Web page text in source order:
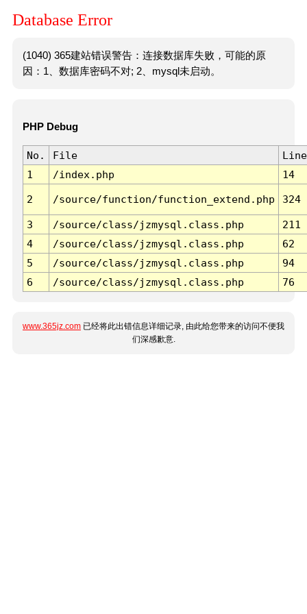
Database Error
(1040) 365建站错误警告：连接数据库失败，可能的原
因：1、数据库密码不对; 2、mysql未启动。
PHP Debug
No. File
Line
1
/index.php 14
2 /source/function/function_extend.php 324
3 /source/class/jzmysql.class.php
211
4
/source/class/jzmysql.class.php
62
5
/source/class/jzmysql.class.php
94
6
/source/class/jzmysql.class.php 76
www.365jz.com 已经将此出错信息详细记录, 由此给您带来的访问不便我
们深感歉意.